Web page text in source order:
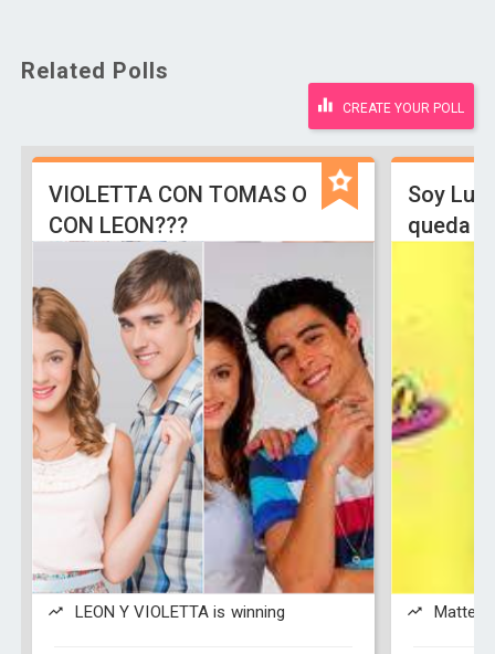
Related Polls
CREATE YOUR POLL
VIOLETTA CON TOMAS O
CON LEON???
LEON Y VIOLETTA is winning
Soy
queda
Matteo